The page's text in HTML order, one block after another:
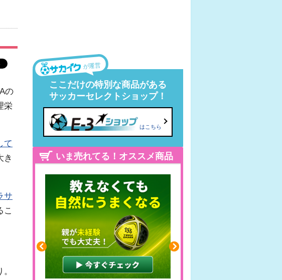
の
栄
て
き
サ
が運営
ここだけの特別な商品がある
サッカーセレクトショップ！
はこちら
いま売れてる！オススメ商品